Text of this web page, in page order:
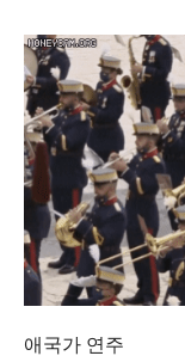
애국가 연주